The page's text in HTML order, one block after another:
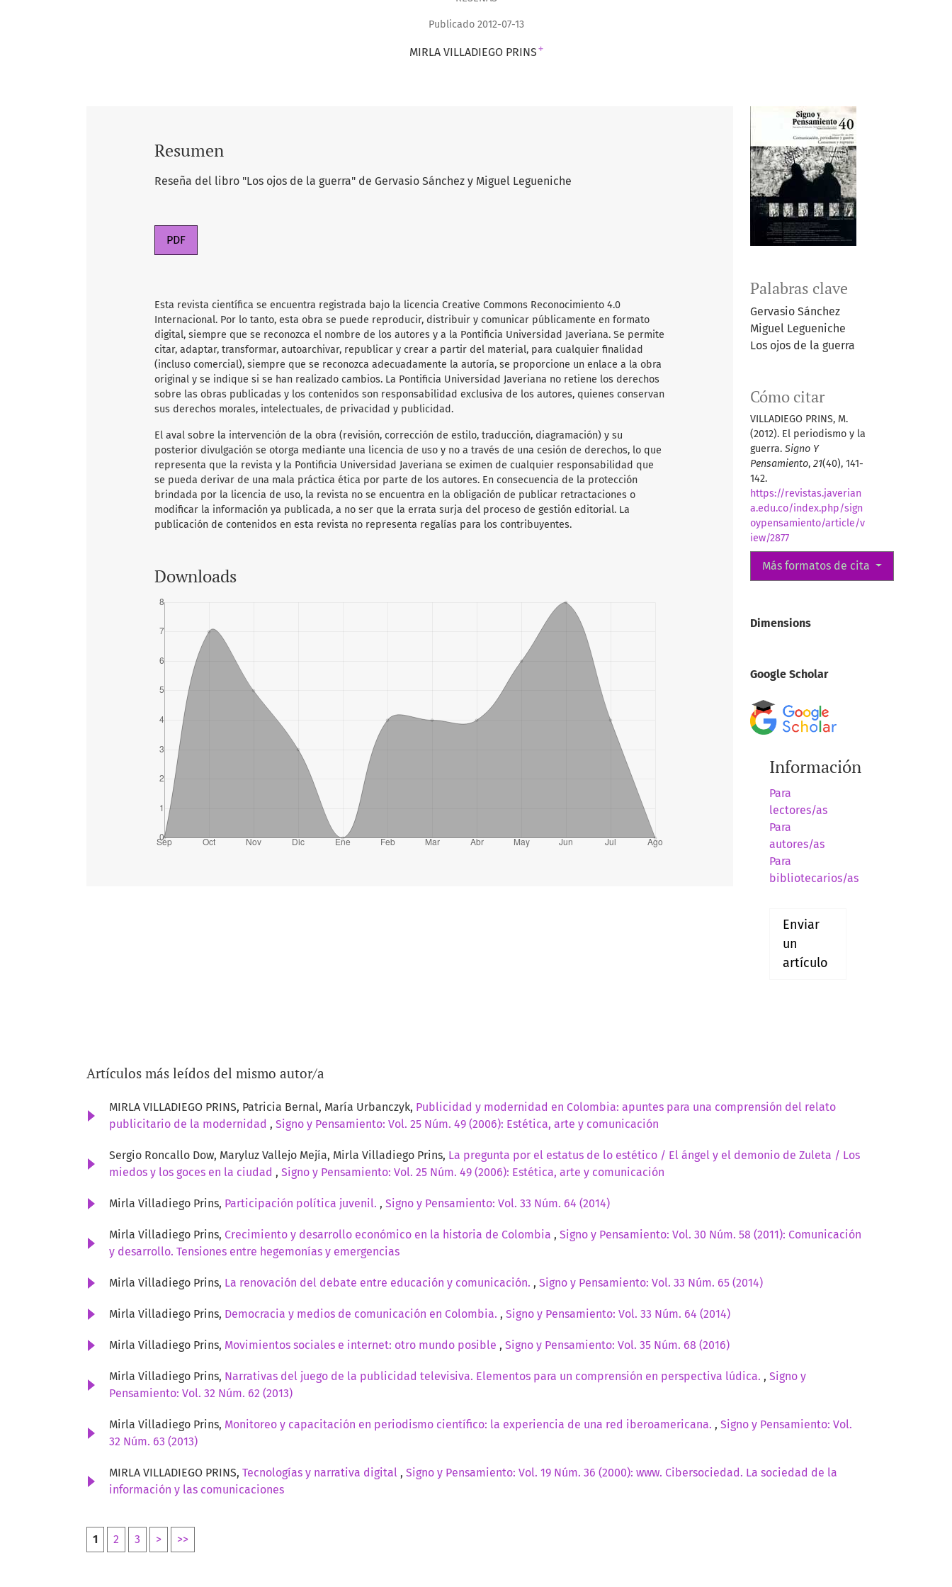
Publicado 2012-07-13
MIRLA VILLADIEGO PRINS +
Palabras clave
Gervasio Sánchez
Miguel Legueniche
Los ojos de la guerra
Cómo citar
VILLADIEGO PRINS, M.
(2012). El periodismo y la
guerra. Signo Y
Pensamiento, 21(40), 141-
142.
https://revistas.javerian
a.edu.co/index.php/sign
oypensamiento/article/v
iew/2877
Más formatos de cita
Dimensions
Google Scholar
Información
Para
lectores/as
Para
autores/as
Para
bibliotecarios/as
Enviar
un
artículo
Resumen
Reseña del libro "Los ojos de la guerra" de Gervasio Sánchez y Miguel Legueniche
PDF
Esta revista científica se encuentra registrada bajo la licencia Creative Commons Reconocimiento 4.0
Internacional. Por lo tanto, esta obra se puede reproducir, distribuir y comunicar públicamente en formato
digital, siempre que se reconozca el nombre de los autores y a la Pontificia Universidad Javeriana. Se permite
citar, adaptar, transformar, autoarchivar, republicar y crear a partir del material, para cualquier finalidad
(incluso comercial), siempre que se reconozca adecuadamente la autoría, se proporcione un enlace a la obra
original y se indique si se han realizado cambios. La Pontificia Universidad Javeriana no retiene los derechos
sobre las obras publicadas y los contenidos son responsabilidad exclusiva de los autores, quienes conservan
sus derechos morales, intelectuales, de privacidad y publicidad.
El aval sobre la intervención de la obra (revisión, corrección de estilo, traducción, diagramación) y su
posterior divulgación se otorga mediante una licencia de uso y no a través de una cesión de derechos, lo que
representa que la revista y la Pontificia Universidad Javeriana se eximen de cualquier responsabilidad que
se pueda derivar de una mala práctica ética por parte de los autores. En consecuencia de la protección
brindada por la licencia de uso, la revista no se encuentra en la obligación de publicar retractaciones o
modificar la información ya publicada, a no ser que la errata surja del proceso de gestión editorial. La
publicación de contenidos en esta revista no representa regalías para los contribuyentes.
Downloads
Artículos más leídos del mismo autor/a
MIRLA VILLADIEGO PRINS, Patricia Bernal, María Urbanczyk, Publicidad y modernidad en Colombia: apuntes para una comprensión del relato
publicitario de la modernidad , Signo y Pensamiento: Vol. 25 Núm. 49 (2006): Estética, arte y comunicación
Sergio Roncallo Dow, Maryluz Vallejo Mejía, Mirla Villadiego Prins, La pregunta por el estatus de lo estético / El ángel y el demonio de Zuleta / Los
miedos y los goces en la ciudad , Signo y Pensamiento: Vol. 25 Núm. 49 (2006): Estética, arte y comunicación
Mirla Villadiego Prins, Participación política juvenil. , Signo y Pensamiento: Vol. 33 Núm. 64 (2014)
Mirla Villadiego Prins, Crecimiento y desarrollo económico en la historia de Colombia , Signo y Pensamiento: Vol. 30 Núm. 58 (2011): Comunicación
y desarrollo. Tensiones entre hegemonías y emergencias
Mirla Villadiego Prins, La renovación del debate entre educación y comunicación. , Signo y Pensamiento: Vol. 33 Núm. 65 (2014)
Mirla Villadiego Prins, Democracia y medios de comunicación en Colombia. , Signo y Pensamiento: Vol. 33 Núm. 64 (2014)
Mirla Villadiego Prins, Movimientos sociales e internet: otro mundo posible , Signo y Pensamiento: Vol. 35 Núm. 68 (2016)
Mirla Villadiego Prins, Narrativas del juego de la publicidad televisiva. Elementos para un comprensión en perspectiva lúdica. , Signo y
Pensamiento: Vol. 32 Núm. 62 (2013)
Mirla Villadiego Prins, Monitoreo y capacitación en periodismo científico: la experiencia de una red iberoamericana. , Signo y Pensamiento: Vol.
32 Núm. 63 (2013)
MIRLA VILLADIEGO PRINS, Tecnologías y narrativa digital , Signo y Pensamiento: Vol. 19 Núm. 36 (2000): www. Cibersociedad. La sociedad de la
información y las comunicaciones
1 2 3 > >>